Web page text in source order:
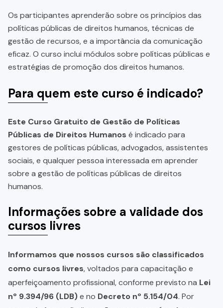
Os participantes aprenderão sobre os princípios das
políticas públicas de direitos humanos, técnicas de
gestão de recursos, e a importância da comunicação
eficaz. O curso inclui módulos sobre políticas públicas e
estratégias de promoção dos direitos humanos.
Para quem este curso é indicado?
Este Curso Gratuito de Gestão de Políticas
Públicas de Direitos Humanos é indicado para
gestores de políticas públicas, advogados, assistentes
sociais, e qualquer pessoa interessada em aprender
sobre a gestão de políticas públicas de direitos
humanos.
Informações sobre a validade dos
cursos livres
Informamos que nossos cursos são classificados
como cursos livres, voltados para capacitação e
aperfeiçoamento profissional, conforme previsto na Lei
nº 9.394/96 (LDB)e no Decreto nº 5.154/04. Por